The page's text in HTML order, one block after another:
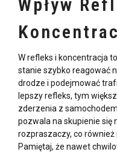
Wpływ
Wrefleks i koncentracja
stanie szybko reagować
drodze i podejmować
lepszy refleks, tym
zderzenia z
pozwala na skupienie się
rozpraszaczy, co również
Pamiętaj, że nawet